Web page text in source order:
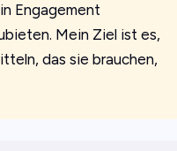
Engagement
Mein Ziel ist es,
das sie brauchen,